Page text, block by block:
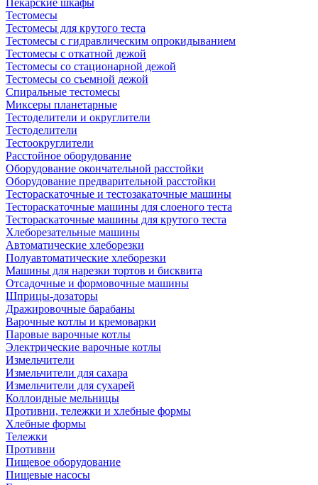
Пекарские шкафы
Тестомесы
Тестомесы для крутого теста
Тестомесы с гидравлическим опрокидыванием
Тестомесы с откатной дежой
Тестомесы со стационарной дежой
Тестомесы со съемной дежой
Спиральные тестомесы
Миксеры планетарные
Тестоделители и округлители
Тестоделители
Тестоокруглители
Расстойное оборудование
Оборудование окончательной расстойки
Оборудование предварительной расстойки
Тестораскаточные и тестозакаточные машины
Тестораскаточные машины для слоеного теста
Тестораскаточные машины для крутого теста
Хлеборезательные машины
Автоматические хлеборезки
Полуавтоматические хлеборезки
Машины для нарезки тортов и бисквита
Отсадочные и формовочные машины
Шприцы-дозаторы
Дражировочные барабаны
Варочные котлы и кремоварки
Паровые варочные котлы
Электрические варочные котлы
Измельчители
Измельчители для сахара
Измельчители для сухарей
Коллоидные мельницы
Противни, тележки и хлебные формы
Хлебные формы
Тележки
Противни
Пищевое оборудование
Пищевые насосы